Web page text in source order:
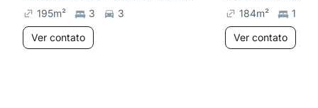
195m² 3
3
Ver contato
184m²
1
Ver contato